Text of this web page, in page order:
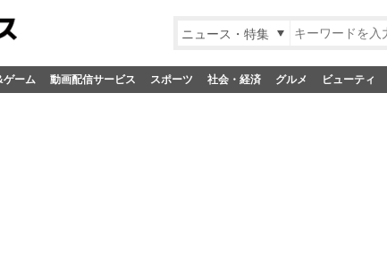
ニュース・特集
ゲーム 動画配信サービス スポーツ 社会・経済 グルメ ビューティ